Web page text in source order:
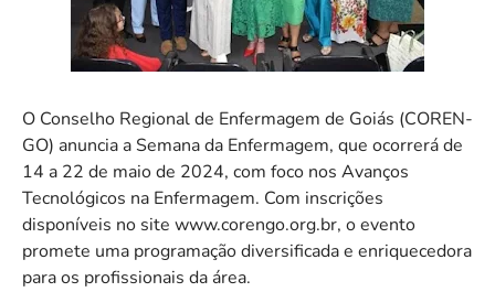
O Conselho Regional de Enfermagem de Goiás (COREN-
GO) anuncia a Semana da Enfermagem, que ocorrerá de
14 a 22 de maio de 2024, com foco nos Avanços
Tecnológicos na Enfermagem. Com inscrições
disponíveis no site www.corengo.org.br, o evento
promete uma programação diversificada e enriquecedora
para os profissionais da área.